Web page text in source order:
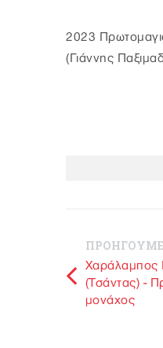
2023
(Γιάννης
Χαράλαμπος
(Τσάντας) -
μονάχος